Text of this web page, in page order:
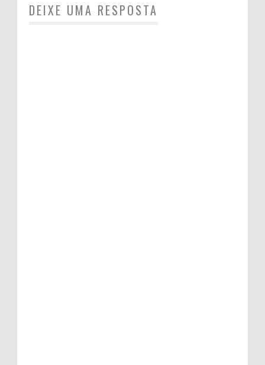
DEIXE UMA RESPOSTA